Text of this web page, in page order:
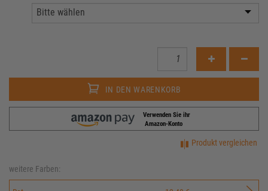
IN DEN WARENKORB
Verwenden Sie ihr
Amazon-Konto
Produkt vergleichen
weitere Farben: